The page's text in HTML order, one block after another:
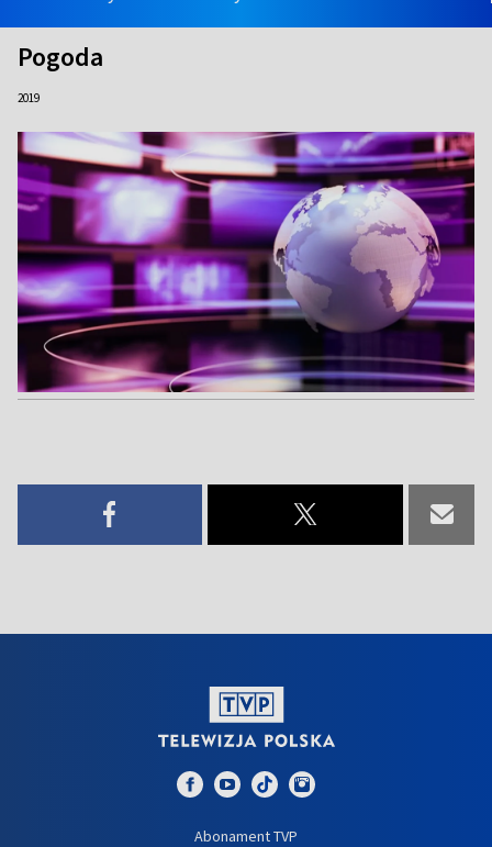
Pogoda
2019
Abonament TVP